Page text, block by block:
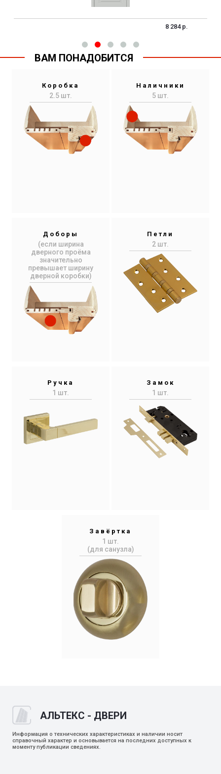
8 284 р.
ВАМ ПОНАДОБИТСЯ
Коробка
2.5 шт.
Наличники
5 шт.
Доборы
(если ширина
дверного проёма
значительно
превышает ширину
дверной коробки)
Петли
2 шт.
Ручка
1 шт.
Замок
1 шт.
Завёртка
1 шт.
(для санузла)
АЛЬТЕКС - ДВЕРИ
Информация о технических характеристиках и наличии носит
справочный характер и основывается на последних доступных к
моменту публикации сведениях.